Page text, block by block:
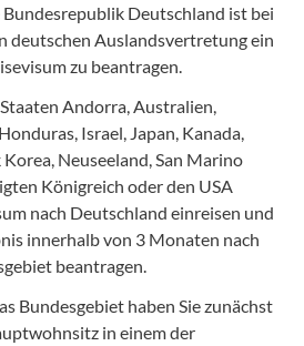
Deutschland ist bei
deutschen Auslandsvertretung ein
zu beantragen.
Andorra, Australien,
Israel, Japan, Kanada,
Neuseeland, San Marino
Königreich oder den USA
nach Deutschland einreisen und
innerhalb von 3 Monaten nach
beantragen.
Bundesgebiet haben Sie zunächst
in einem der